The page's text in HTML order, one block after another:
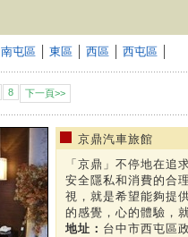
南屯區 東區 西區 西屯區
8 下一頁>>
京鼎汽車旅館
「京鼎」不停地在追
安全隱私和消費的合
視，就是希望能夠提
的感覺，心的體驗，
地址： 台中市西屯區